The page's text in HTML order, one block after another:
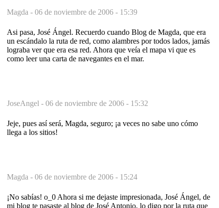
Magda - 06 de noviembre de 2006 - 15:39
Asi pasa, José Ángel. Recuerdo cuando Blog de Magda, que era
un escándalo la ruta de red, como alambres por todos lados, jamás
lograba ver que era esa red. Ahora que veía el mapa vi que es
como leer una carta de navegantes en el mar.
JoseAngel - 06 de noviembre de 2006 - 15:32
Jeje, pues así será, Magda, seguro; ¡a veces no sabe uno cómo
llega a los sitios!
Magda - 06 de noviembre de 2006 - 15:24
¡No sabías! o_0 Ahora si me dejaste impresionada, José Ángel, de
mi blog te pasaste al blog de José Antonio, lo digo por la ruta que